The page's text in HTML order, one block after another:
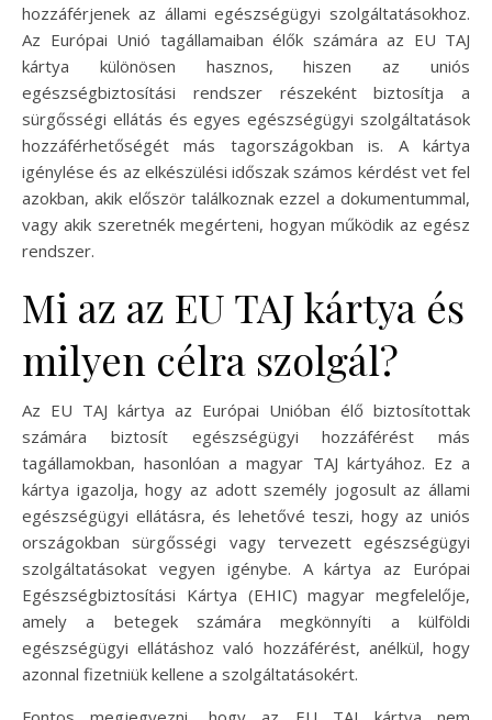
hozzáférjenek az állami egészségügyi szolgáltatásokhoz.
Az Európai Unió tagállamaiban élők számára az EU TAJ
kártya különösen hasznos, hiszen az uniós
egészségbiztosítási rendszer részeként biztosítja a
sürgősségi ellátás és egyes egészségügyi szolgáltatások
hozzáférhetőségét más tagországokban is. A kártya
igénylése és az elkészülési időszak számos kérdést vet fel
azokban, akik először találkoznak ezzel a dokumentummal,
vagy akik szeretnék megérteni, hogyan működik az egész
rendszer.
Mi az az EU TAJ kártya és
milyen célra szolgál?
Az EU TAJ kártya az Európai Unióban élő biztosítottak
számára biztosít egészségügyi hozzáférést más
tagállamokban, hasonlóan a magyar TAJ kártyához. Ez a
kártya igazolja, hogy az adott személy jogosult az állami
egészségügyi ellátásra, és lehetővé teszi, hogy az uniós
országokban sürgősségi vagy tervezett egészségügyi
szolgáltatásokat vegyen igénybe. A kártya az Európai
Egészségbiztosítási Kártya (EHIC) magyar megfelelője,
amely a betegek számára megkönnyíti a külföldi
egészségügyi ellátáshoz való hozzáférést, anélkül, hogy
azonnal fizetniük kellene a szolgáltatásokért.